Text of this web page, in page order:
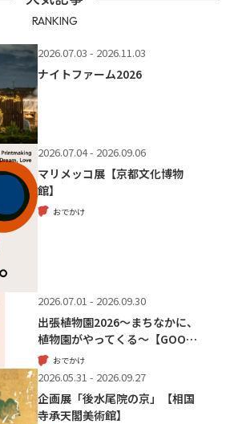
RANKING
2026.07.03 - 2026.11.03
ナイトファーム2026
2026.07.04 - 2026.09.06
マリメッコ展【京都文化博物
館】
おでかけ
2026.07.01 - 2026.09.30
出張植物園2026～まちなかに、
植物園がやってくる～【GOO…
おでかけ
2026.05.31 - 2026.09.27
企画展「後水尾院の京」【相国
寺承天閣美術館】